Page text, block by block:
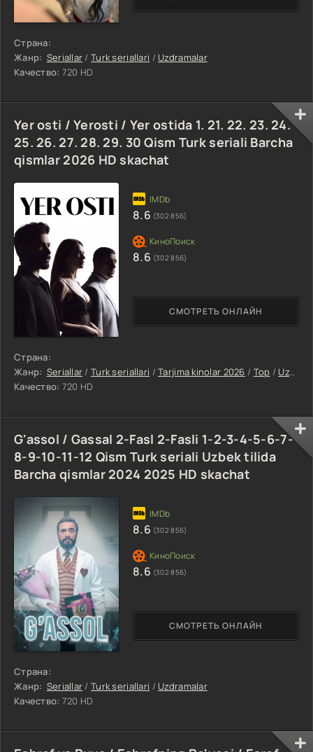
Страна:
Жанр: Seriallar /Turk seriallari / Uzdramalar
Качество: 720 HD
Yer osti / Yerosti / Yer ostida 1. 21. 22. 23. 24.
25. 26. 27. 28. 29. 30 Qism Turk seriali Barcha
qismlar 2026 HD skachat
Страна:
Жанр: Seriallar /Turk seriallari /Tarjima kinolar 2026 / Top / Uzdramalar
Качество: 720 HD
СМОТРЕТЬ ОНЛАЙН
8.6 (302 856)
8.6 (302 856)
G'assol / Gassal 2-Fasl 2-Fasli 1-2-3-4-5-6-7-
8-9-10-11-12 Qism Turk seriali Uzbek tilida
Barcha qismlar 2024 2025 HD skachat
Страна:
Жанр: Seriallar /Turk seriallari / Uzdramalar
Качество: 720 HD
СМОТРЕТЬ ОНЛАЙН
8.6 (302 856)
8.6 (302 856)